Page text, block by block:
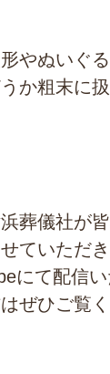
やぬいぐ
か粗末に
葬儀社が
ていただき
にて配信
ぜひご覧く